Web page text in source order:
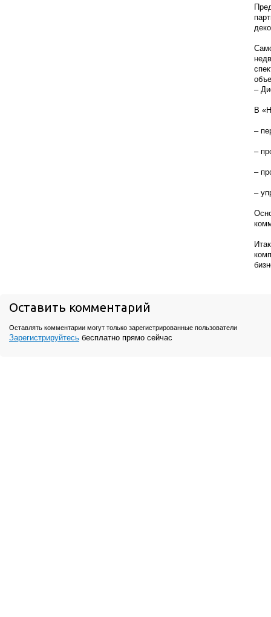
–
В
–
–
–
–
Оставить комментарий
Оставлять комментарии могут только зарегистрированные пользователи
Зарегистрируйтесь бесплатно прямо сейчас